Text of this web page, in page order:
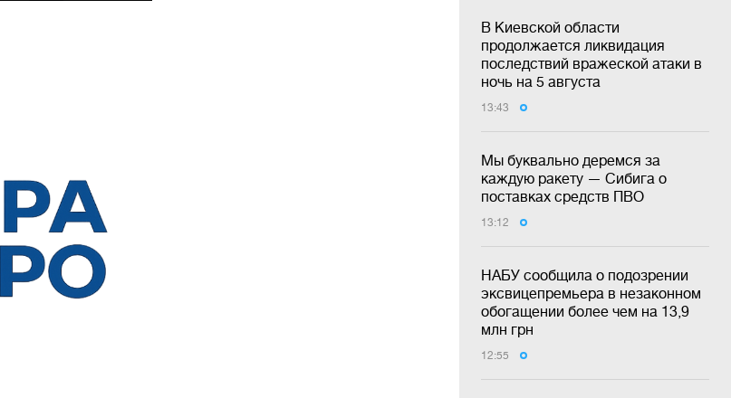
В Киевской области
продолжается ликвидация
последствий вражеской атаки в
ночь на 5 августа
13:43
Мы буквально деремся за
каждую ракету — Сибига о
поставках средств ПВО
13:12
НАБУ сообщила о подозрении
эксвицепремьера в незаконном
обогащении более чем на 13,9
млн грн
12:55